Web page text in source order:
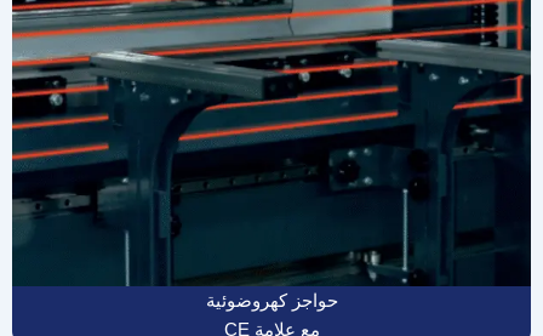
حواجز كهروضوئية
مع علامة CE